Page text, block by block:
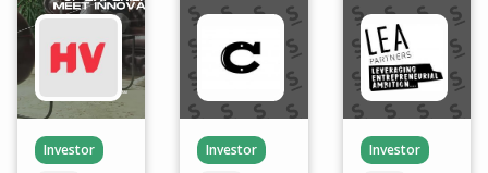
Investor
Investor
Investor